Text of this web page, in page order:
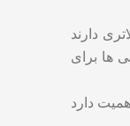
دارند
ها برای
دارد